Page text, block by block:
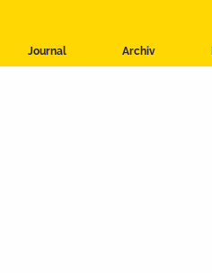
Journal Archiv